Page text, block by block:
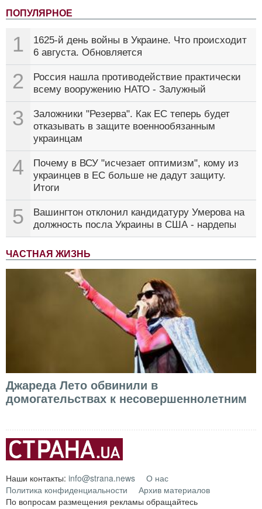
ПОПУЛЯРНОЕ
1
1625-й день войны в Украине. Что происходит
6 августа. Обновляется
2
Россия нашла противодействие практически
всему вооружению НАТО - Залужный
3
Заложники "Резерва". Как ЕС теперь будет
отказывать в защите военнообязанным
украинцам
4
Почему в ВСУ "исчезает оптимизм", кому из
украинцев в ЕС больше не дадут защиту.
Итоги
5
Вашингтон отклонил кандидатуру Умерова на
должность посла Украины в США - нардепы
ЧАСТНАЯ ЖИЗНЬ
Джареда Лето обвинили в
домогательствах к несовершеннолетним
Наши контакты: info@strana.news
О нас
Политика конфиденциальности
Архив материалов
По вопросам размещения рекламы обращайтесь